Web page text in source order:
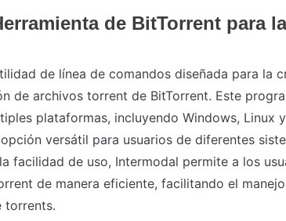
de BitTorrent para
de línea de comandos diseñada para la
de archivos torrent de BitTorrent. Este
plataformas, incluyendo Windows, Linux
versátil para usuarios de diferentes
facilidad de uso, Intermodal permite a los
de manera eficiente, facilitando el
torrents.